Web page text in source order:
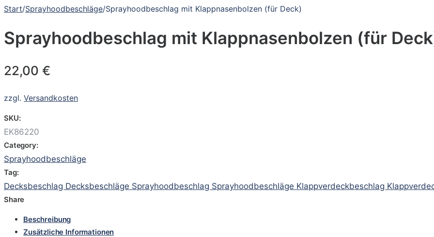
Start/Sprayhoodbeschläge/Sprayhoodbeschlag mit Klappnasenbolzen (für Deck)
Sprayhoodbeschlag mit Klappnasenbolzen (für
22,00 €
zzgl. Versandkosten
SKU:
EK86220
Category:
Sprayhoodbeschläge
Tag:
Decksbeschlag Decksbeschläge Sprayhoodbeschlag Sprayhoodbeschläge Klappverdeckbeschlag
Share
Beschreibung
Zusätzliche Informationen